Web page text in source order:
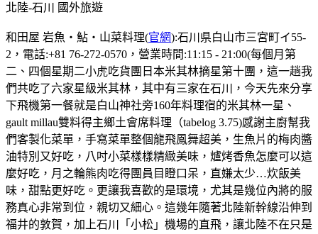
北陸-石川
國外旅遊
和田屋 岩魚・鮎・山菜料理(官網):石川県白山市三宮町イ55-
2，電話:+81 76-272-0570，營業時間:11:15 - 21:00(每個月第
二、四個星期二小虎吃貨團日本米其林摘星第十團，這一趟我
們共吃了六家星級米其林，其中有三家在石川，今天先來分享
下飛機第一餐就是白山神社旁160年料理宿的米其林一星、
gault millau雙料得主鄉土會席料理（tabelog 3.75)感謝主廚幫我
們客製化菜單，手寫菜單整個龍飛鳳舞超美，生魚片的梅肉醬
油特別又好吃，八吋小菜樣樣精緻美味，爐烤香魚怎麼可以這
麼好吃，月之輪熊肉吃得團員目瞪口呆，直嫌太少…炊飯美
味，甜點更好吃。更讓我喜歡的是環境，尤其是幾位內將的服
務真心非常到位，親切又細心。這幾年隨著北陸新幹線沿伸到
福井的敦賀，加上石川「小松」機場的直飛，讓北陸不在只是